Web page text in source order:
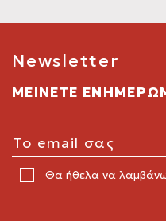
Newsletter
ΜΕΙΝΕΤΕ
Θα ήθελα να